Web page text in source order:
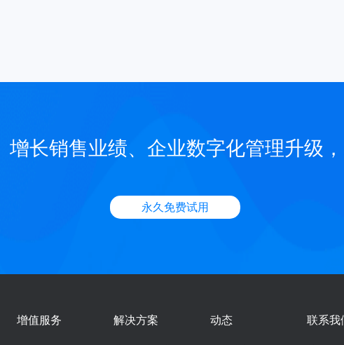
增长销售业绩、企业数字化管理升级，
永久免费试用
增值服务 解决方案 动态 联系我